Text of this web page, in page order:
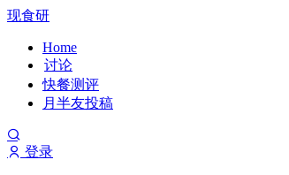
现食研
Home
讨论
快餐测评
月半友投稿
登录